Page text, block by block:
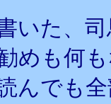
いた、
めも何も
んでも全